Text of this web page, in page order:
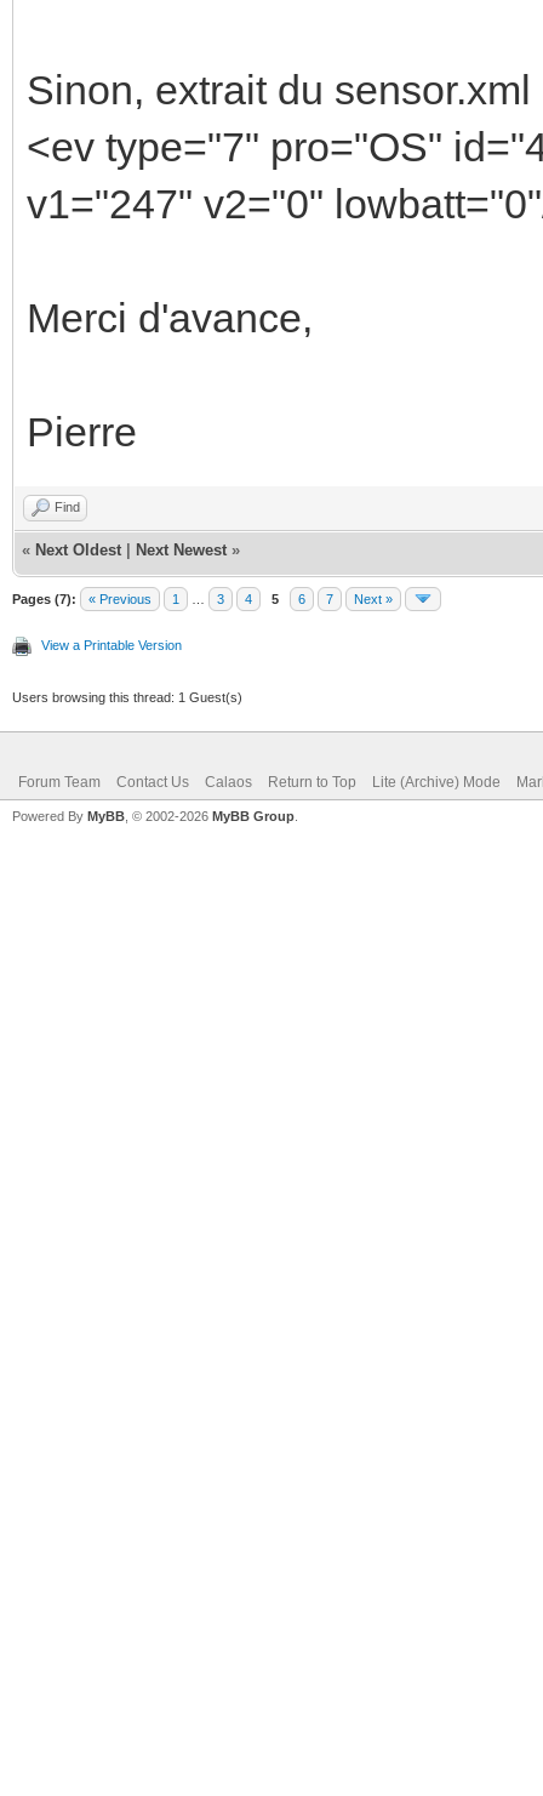
Sinon, extrait du sensor.xml
<ev type="7" pro="OS"
v1="247" v2="0"
Merci d'avance,
Pierre
Find
« Next Oldest Next Newest »
Pages (7): « Previous 1 3 4 5 6 7 Next »
View a Printable Version
Users browsing this thread: 1 Guest(s)
Forum Team Contact Us Calaos Return to Top Lite (Archive) Mode
Powered By MyBB , © 2002-2026 MyBB Group